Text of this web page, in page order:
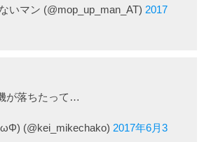
いマン (@mop_up_man_AT) 2017
が落ちたって…
(@kei_mikechako) 2017年6月3